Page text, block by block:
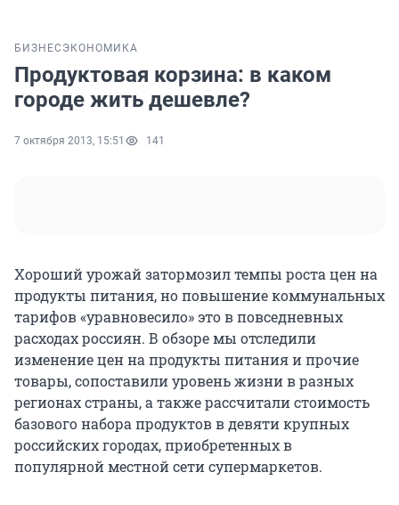
БИЗНЕС ЭКОНОМИКА
Продуктовая корзина: в каком
городе жить дешевле?
7 октября 2013, 15:51 141
Хороший урожай затормозил темпы роста цен на
продукты питания, но повышение коммунальных
тарифов «уравновесило» это в повседневных
расходах россиян. В обзоре мы отследили
изменение цен на продукты питания и прочие
товары, сопоставили уровень жизни в разных
регионах страны, а также рассчитали стоимость
базового набора продуктов в девяти крупных
российских городах, приобретенных в
популярной местной сети супермаркетов.